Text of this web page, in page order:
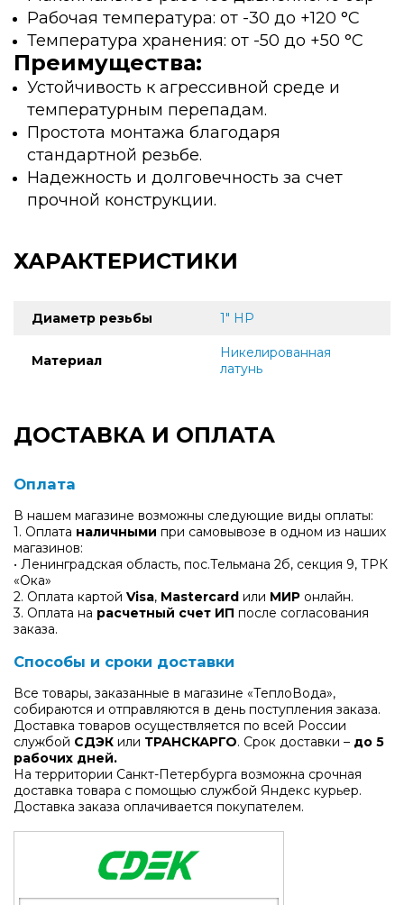
Рабочая температура: от -30 до +120 °С
Температура хранения: от -50 до +50 °С
Преимущества:
Устойчивость к агрессивной среде и
температурным перепадам.
Простота монтажа благодаря
стандартной резьбе.
Надежность и долговечность за счет
прочной конструкции.
ХАРАКТЕРИСТИКИ
Диаметр резьбы 1" НР
Материал
Никелированная
латунь
ДОСТАВКА И ОПЛАТА
Оплата
В нашем магазине возможны следующие виды оплаты:
1. Оплата наличными при самовывозе в одном из наших
магазинов:
• Ленинградская область, пос.Тельмана 2б, секция 9, ТРК
«Ока»
2. Оплата картой Visa, Mastercard или МИР онлайн.
3. Оплата на расчетный счет ИП после согласования
заказа.
Способы и сроки доставки
Все товары, заказанные в магазине «ТеплоВода»,
собираются и отправляются в день поступления заказа.
Доставка товаров осуществляется по всей России
службой СДЭК или ТРАНСКАРГО. Срок доставки – до 5
рабочих дней.
На территории Санкт-Петербурга возможна срочная
доставка товара с помощью службой Яндекс курьер.
Доставка заказа оплачивается покупателем.